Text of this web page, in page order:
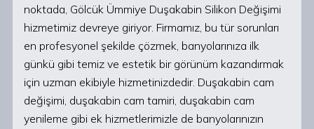
noktada, Gölcük Ümmiye Duşakabin Silikon Değişimi
hizmetimiz devreye giriyor. Firmamız, bu tür sorunları
en profesyonel şekilde çözmek, banyolarınıza ilk
günkü gibi temiz ve estetik bir görünüm kazandırmak
için uzman ekibiyle hizmetinizdedir. Duşakabin cam
değişimi, duşakabin cam tamiri, duşakabin cam
yenileme gibi ek hizmetlerimizle de banyolarınızın